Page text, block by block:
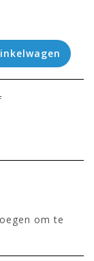
om te